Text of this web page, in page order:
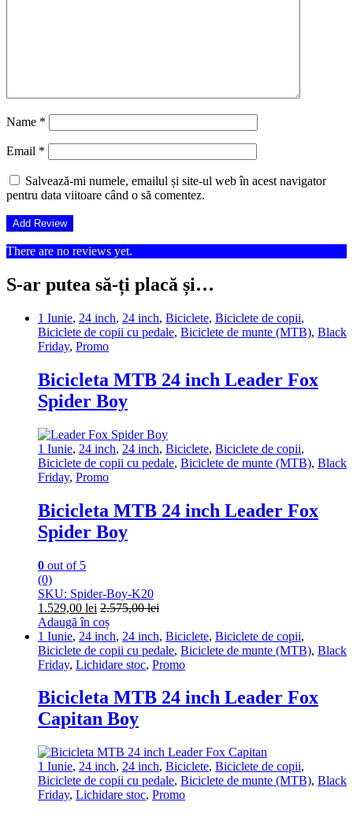
Name *
Email *
Salvează-mi numele, emailul și site-ul web în acest navigator
pentru data viitoare când o să comentez.
There are no reviews yet.
S-ar putea să-ți placă și…
1 Iunie, 24 inch, 24 inch, Biciclete, Biciclete de copii,
Biciclete de copii cu pedale, Biciclete de munte (MTB), Black
Friday, Promo
Bicicleta MTB 24 inch Leader Fox
Spider Boy
1 Iunie, 24 inch, 24 inch, Biciclete, Biciclete de copii,
Biciclete de copii cu pedale, Biciclete de munte (MTB), Black
Friday, Promo
Bicicleta MTB 24 inch Leader Fox
Spider Boy
0 out of 5
(0)
SKU: Spider-Boy-K20
1.529,00 lei 2.575,00lei
Adaugă în coș
1 Iunie, 24 inch, 24 inch, Biciclete, Biciclete de copii,
Biciclete de copii cu pedale, Biciclete de munte (MTB), Black
Friday, Lichidare stoc, Promo
Bicicleta MTB 24 inch Leader Fox
Capitan Boy
1 Iunie, 24 inch, 24 inch, Biciclete, Biciclete de copii,
Biciclete de copii cu pedale, Biciclete de munte (MTB), Black
Friday, Lichidare stoc, Promo